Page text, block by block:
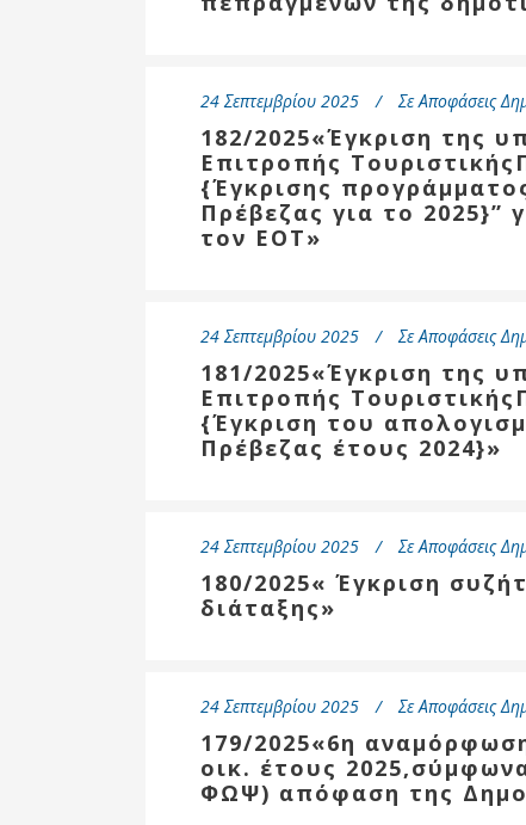
Επιτροπή
Αθλητικές
Υποδομές
Δημοτική
Βιβλιοθήκη
Δίκτυο
Μάθησης
24 Σεπτεμβρίου 2025 Σε Αποφάσεις
182/2025«Έγκριση της
Επιτροπής
{Έγκρισης
Πρέβεζας για το
τον ΕΟΤ»
24 Σεπτεμβρίου 2025 Σε Αποφάσεις
181/2025«Έγκριση της
Επιτροπής
{Έγκριση του
Πρέβεζας έτους 2024}»
24 Σεπτεμβρίου 2025 Σε Αποφάσεις
180/2025« Έγκριση
διάταξης»
24 Σεπτεμβρίου 2025 Σε Αποφάσεις
179/2025«6η
οικ. έτους
ΦΩΨ) απόφαση της